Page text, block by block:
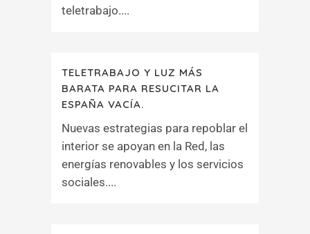
teletrabajo....
TELETRABAJO Y LUZ MÁS
BARATA PARA RESUCITAR LA
ESPAÑA VACÍA.
Nuevas estrategias para repoblar el
interior se apoyan en la Red, las
energías renovables y los servicios
sociales....